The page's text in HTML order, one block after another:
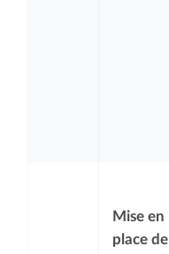
Mise en
place de